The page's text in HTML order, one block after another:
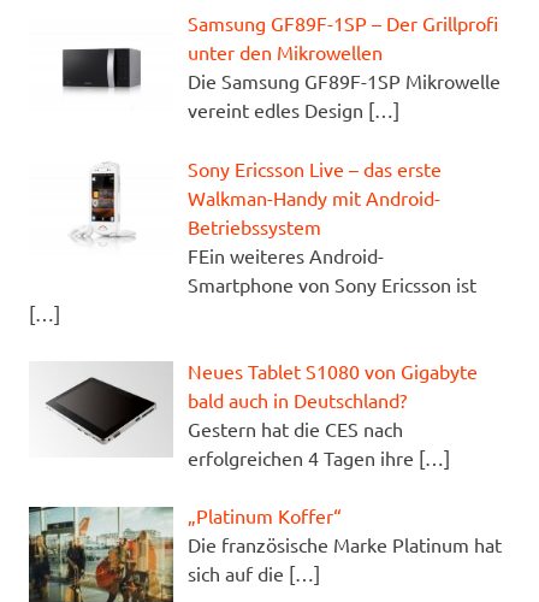
Samsung GF89F-1SP – Der Grillprofi
unter den Mikrowellen
Die Samsung GF89F-1SP Mikrowelle
vereint edles Design […]
Sony Ericsson Live – das erste
Walkman-Handy mit Android-
Betriebssystem
FEin weiteres Android-
Smartphone von Sony Ericsson ist
[…]
Neues Tablet S1080 von Gigabyte
bald auch in Deutschland?
Gestern hat die CES nach
erfolgreichen 4 Tagen ihre […]
„Platinum Koffer“
Die französische Marke Platinum hat
sich auf die […]